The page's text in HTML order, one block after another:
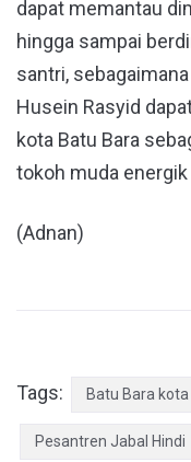
dapat memantau
hingga sampai
santri,
Husein Rasyid
kota Batu Bara
tokoh muda energik
(Adnan)
Tags: Batu Bara
Pesantren Jabal Hindi